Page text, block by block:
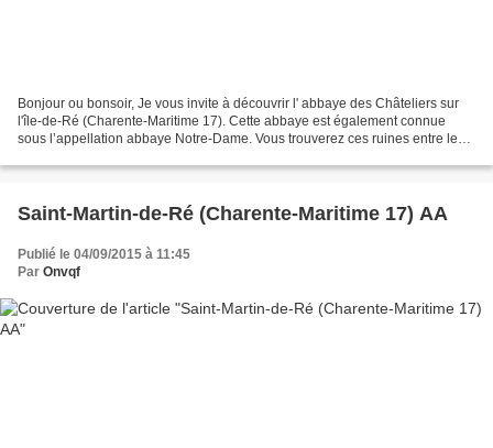
Bonjour ou bonsoir, Je vous invite à découvrir l' abbaye des Châteliers sur
l'île-de-Ré (Charente-Maritime 17). Cette abbaye est également connue
sous l’appellation abbaye Notre-Dame. Vous trouverez ces ruines entre les
Saint-Martin-de-Ré (Charente-Maritime 17) AA
Publié le 04/09/2015 à 11:45
Par Onvqf